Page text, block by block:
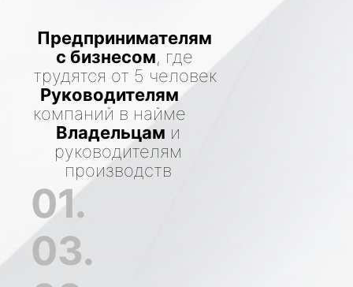
Предпринимателям
с бизнесом, где
трудятся от 5 человек
Руководителям
компаний в найме
Владельцам и
руководителям
производств
01.
03.